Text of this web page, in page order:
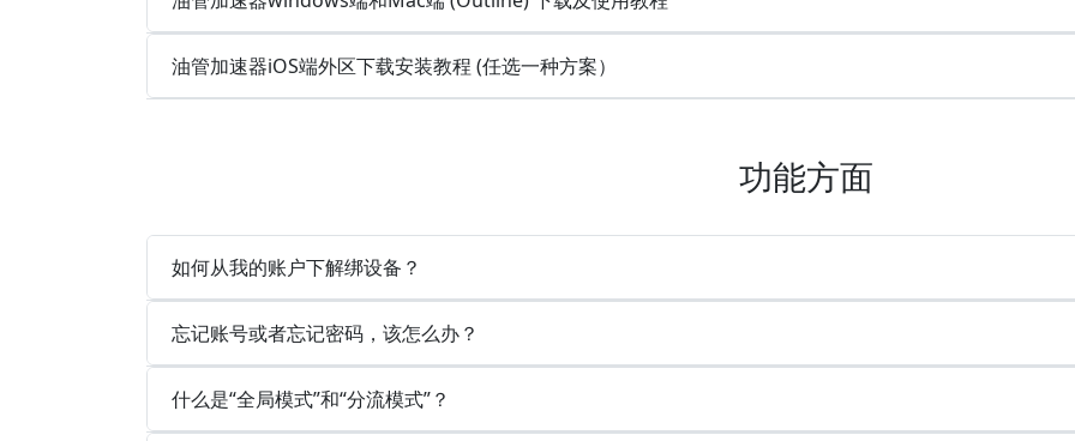
油管加速器iOS端外区下载安装教程 (任选一种方案）
功能方面
如何从我的账户下解绑设备？
忘记账号或者忘记密码，该怎么办？
什么是“全局模式”和“分流模式”？